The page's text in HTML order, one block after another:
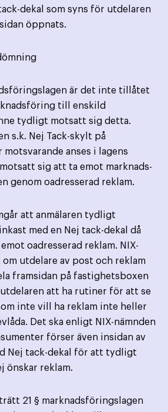
dekal som syns för utdelaren
öppnats.
är det inte tillåtet
till enskild
tydligt motsatt sig detta.
s.k. Nej Tack-skylt på
anses i lagens
sig att ta emot marknads­
genom oadresserad reklam.
att anmälaren tydligt
med en Nej tack-dekal då
oadresserad reklam. NIX-
om utdelare av post och reklam
framsidan på fastighetsboxen
utdelaren att ha rutiner för att se
inte vill ha reklam inte heller
Det ska enligt NIX-nämnden
förser även insidan av
Nej tack-dekal för att tydligt
önskar reklam.
21 § marknadsföringslagen